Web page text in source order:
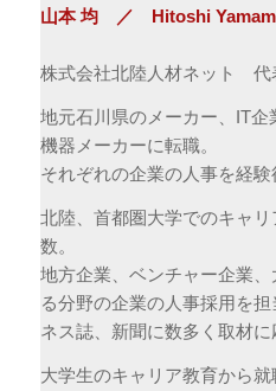
山本 均 ／ Hitoshi
株式会社北陸人材ネット 代
地元石川県のメーカー、IT
機器メーカーに転職。
それぞれの企業の人事を経験
北陸、首都圏大学でのキャ
数。
地方企業、ベンチャー企業
る分野の企業の人事採用を
ネス誌、新聞に数多く取材に
大学生のキャリア教育から